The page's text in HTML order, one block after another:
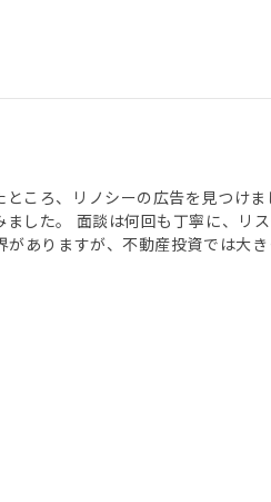
ころ、リノシーの広告を見つけま
した。 面談は何回も丁寧に、リ
ありますが、不動産投資では大